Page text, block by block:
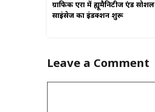
ग्राफिक एरा में ह्यूमैनिटीज एंड सोशल
साइंसेज का इंडक्शन शुरू
Leave a Comment